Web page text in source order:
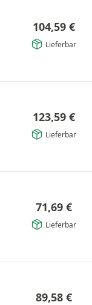
104,59 €
Lieferbar
123,59 €
Lieferbar
71,69 €
Lieferbar
89,58 €